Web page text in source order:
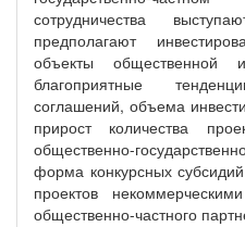
сотрудничества
предполагают
объекты общественной
благоприятные
соглашений, объема
прирост количества
общественно-
форма конкурсных
проектов
общественно-частного